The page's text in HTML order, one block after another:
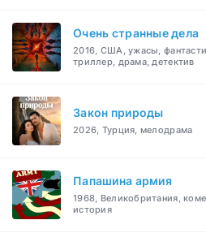
Очень странные дела
2016, США, ужасы,
триллер, драма, детектив
Закон природы
2026, Турция, мелодрама
Папашина армия
1968, Великобритания,
история